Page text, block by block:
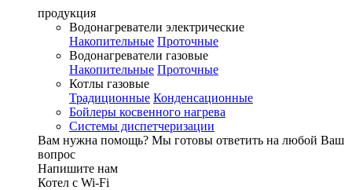
продукция
Водонагреватели электрические
Накопительные Проточные
Водонагреватели газовые
Накопительные Проточные
Котлы газовые
Традиционные Конденсационные
Бойлеры косвенного нагрева
Системы диспетчеризации
Вам нужна помощь? Мы готовы ответить на любой Ваш
вопрос
Напишите нам
Котел с Wi-Fi